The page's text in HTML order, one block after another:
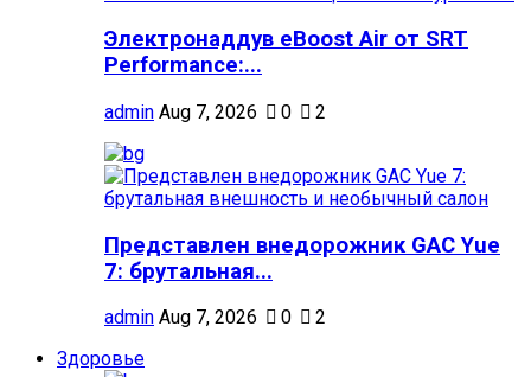
Электронаддув eBoost Air от SRT
Performance:...
admin Aug 7, 2026 0 2
Представлен внедорожник GAC Yue
7: брутальная...
admin Aug 7, 2026 0
2
Здоровье